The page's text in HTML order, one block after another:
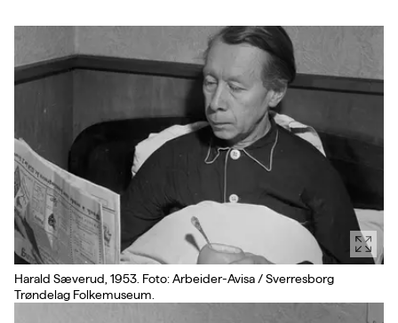
Harald Sæverud, 1953. Foto: Arbeider-Avisa / Sverresborg
Trøndelag Folkemuseum.